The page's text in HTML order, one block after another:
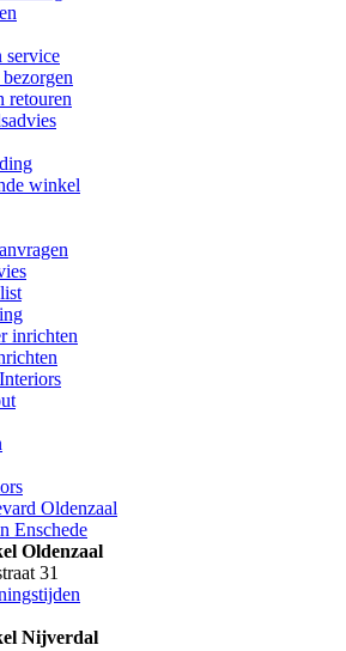
service
retouren
winkel
inrichten
Oldenzaal
Enschede
Oldenzaal
31
Nijverdal